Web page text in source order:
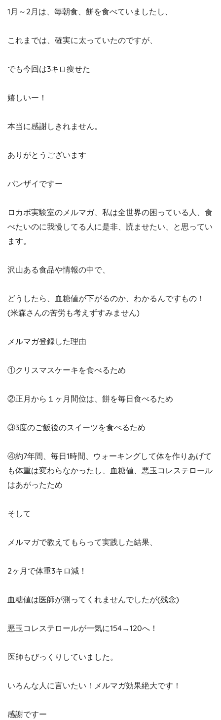
1月～2月は、毎朝食、餅を食べていましたし、
これまでは、確実に太っていたのですが、
でも今回は3キロ痩せた
嬉しいー！
本当に感謝しきれません。
ありがとうございます
バンザイですー
ロカボ実験室のメルマガ、私は全世界の困っている人、食
べたいのに我慢してる人に是非、読ませたい、と思ってい
ます。
沢山ある食品や情報の中で、
どうしたら、血糖値が下がるのか、わかるんですもの！
(米森さんの苦労も考えずすみません)
メルマガ登録した理由
①クリスマスケーキを食べるため
②正月から１ヶ月間位は、餅を毎日食べるため
③3度のご飯後のスイーツを食べるため
④約7年間、毎日1時間、ウォーキングして体を作りあげて
も体重は変わらなかったし、血糖値、悪玉コレステロール
はあがったため
そして
メルマガで教えてもらって実践した結果、
2ヶ月で体重3キロ減！
血糖値は医師が測ってくれませんでしたが(残念)
悪玉コレステロールが一気に154→120へ！
医師もびっくりしていました。
いろんな人に言いたい！メルマガ効果絶大です！
感謝ですー